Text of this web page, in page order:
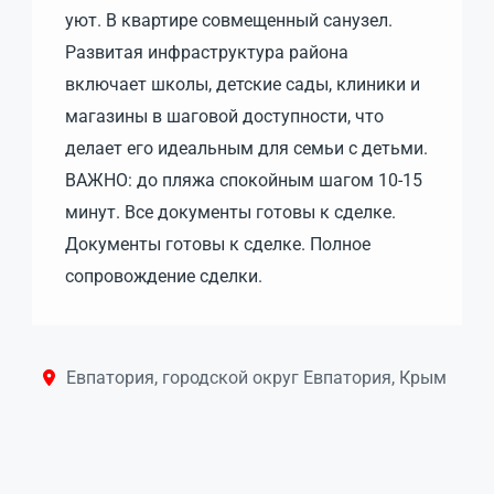
уют. В квартире совмещенный санузел.
Развитая инфраструктура района
включает школы, детские сады, клиники и
магазины в шаговой доступности, что
делает его идеальным для семьи с детьми.
ВАЖНО: до пляжа спокойным шагом 10-15
минут. Все документы готовы к сделке.
Документы готовы к сделке. Полное
сопровождение сделки.
Евпатория, городской округ Евпатория, Крым